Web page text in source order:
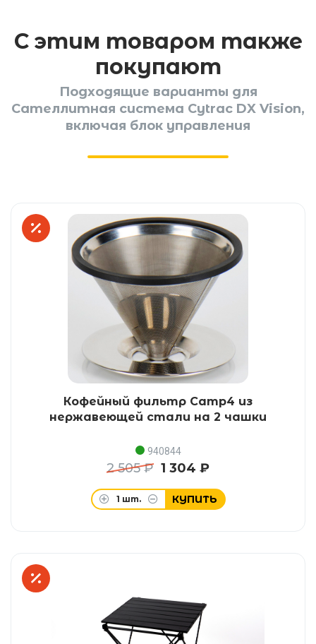
С этим товаром также
покупают
Подходящие варианты для
Сателлитная система Cytrac DX Vision,
включая блок управления
Кофейный фильтр Camp4 из
нержавеющей стали на 2 чашки
940844
2 505 ₽ 1 304 ₽
1 шт. КУПИТЬ